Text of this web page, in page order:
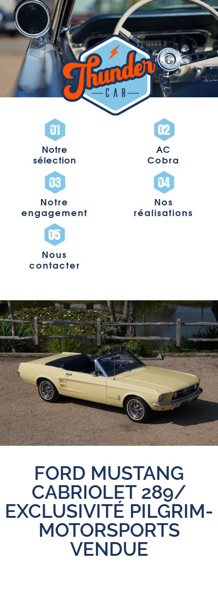
Notre
sélection
AC
Cobra
Notre
engagement
Nos
réalisations
Nous
contacter
FORD MUSTANG
CABRIOLET 289/
EXCLUSIVITÉ PILGRIM-
MOTORSPORTS
VENDUE